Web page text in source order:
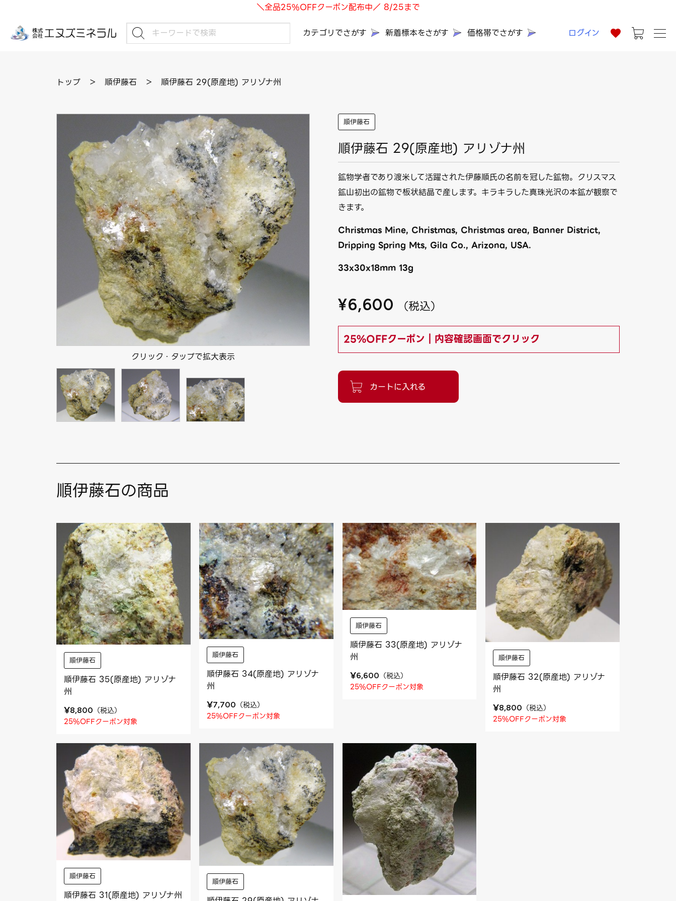
＼全品25%OFFクーポン配布中／ 8/25まで
カテゴリでさがす 新着標本をさがす 価格帯でさがす ログイン
トップ ＞ 順伊藤石 ＞ 順伊藤石 29(原産地) アリゾナ州
クリック・タップで拡大表示
順伊藤石
順伊藤石 29(原産地) アリゾナ州
鉱物学者であり渡米して活躍された伊藤順氏の名前を冠した鉱物。クリスマス
鉱山初出の鉱物で板状結晶で産します。キラキラした真珠光沢の本鉱が観察で
きます。
Christmas Mine, Christmas, Christmas area, Banner District,
Dripping Spring Mts, Gila Co., Arizona, USA.
33x30x18mm 13g
¥6,600 （税込）
25%OFFクーポン｜内容確認画面でクリック
順伊藤石の商品
順伊藤石
順伊藤石 35(原産地) アリゾナ
州
¥8,800 （税込）
25%OFFクーポン対象
順伊藤石
順伊藤石 34(原産地) アリゾナ
州
¥7,700 （税込）
25%OFFクーポン対象
順伊藤石
順伊藤石 33(原産地) アリゾナ
州
¥6,600 （税込）
25%OFFクーポン対象
順伊藤石
順伊藤石 32(原産地) アリゾナ
州
¥8,800 （税込）
25%OFFクーポン対象
順伊藤石
順伊藤石 31(原産地) アリゾナ州
順伊藤石